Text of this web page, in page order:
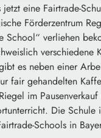
eine Fairtrade-
Förderzentrum
School“ verliehen
verschiedene
es neben einer
fair gehandelten
im
Die Schule
Schools in